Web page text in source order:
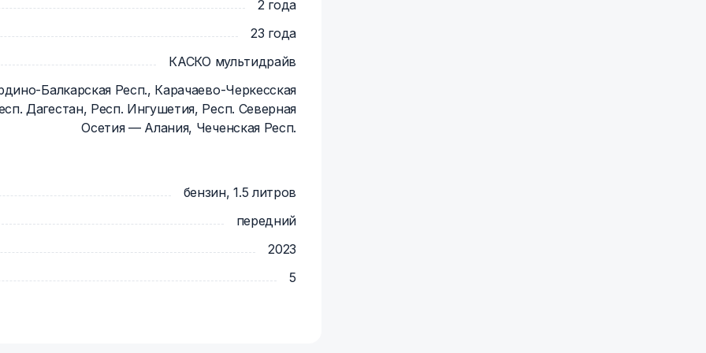
в чистом виде. Вам не обязательно
возврате автомобиля Вам нужно будет
доплатить от 70 рублей за каждый литр
по всей территории Российской
Республик: Дагестан, Чечня,
Черкесия, Северная Осетия — Алания, а
Народной Республики,
2 года
23 года
КАСКО мультидрайв
Балкарская Респ., Карачаево-Черкесская
Дагестан, Респ. Ингушетия, Респ. Северная
Осетия — Алания, Чеченская Респ.
бензин, 1.5 литров
передний
2023
5